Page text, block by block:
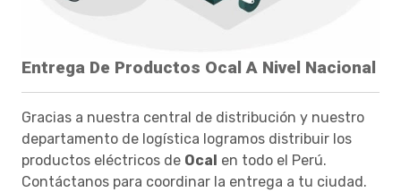
Entrega De Productos Ocal A Nivel Nacional
Gracias a nuestra central de distribución y nuestro
departamento de logística logramos distribuir los
productos eléctricos de Ocal en todo el Perú.
Contáctanos para coordinar la entrega a tu ciudad.